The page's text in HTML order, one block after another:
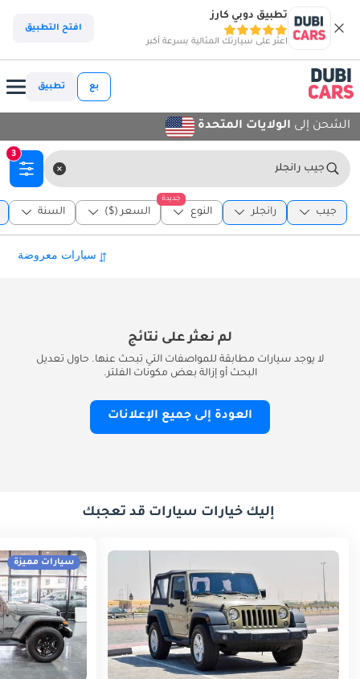
تطبيق دوبي كارز
اعثر على سيارتك المثالية بسرعة أكبر
افتح التطبيق
بع تطبيق
الشحن إلى الولايات المتحدة
جيب رانجلر
3
جيب رانجلر
جديدة
النوع السعر ($) السنة
لم نعثر على نتائج
لا يوجد سيارات مطابقة للمواصفات التي تبحث عنها. حاول تعديل
البحث أو إزالة بعض مكونات الفلتر.
العودة إلى جميع الإعلانات
إليك خيارات سيارات قد تعجبك
سيارات مميزة